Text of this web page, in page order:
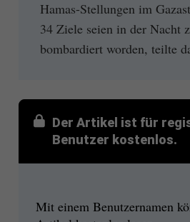
Hamas-Stellungen im
34 Ziele seien in der Nacht
bombardiert worden, teilte
Der Artikel ist für
Benutzer kostenlos.
Mit einem Benutzernamen